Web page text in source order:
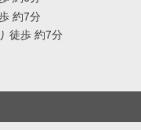
約7分
徒歩 約7分